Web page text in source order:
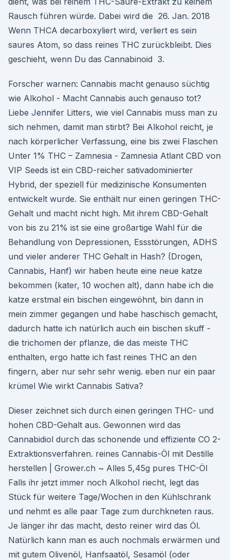
Rausch führen würde. Dabei wird die 26. Jan. 2018
Wenn THCA decarboxyliert wird, verliert es sein
saures Atom, so dass reines THC zurückbleibt. Dies
geschieht, wenn Du das Cannabinoid 3.
Forscher warnen: Cannabis macht genauso süchtig
wie Alkohol - Macht Cannabis auch genauso tot?
Liebe Jennifer Litters, wie viel Cannabis muss man zu
sich nehmen, damit man stirbt? Bei Alkohol reicht, je
nach körperlicher Verfassung, eine bis zwei Flaschen
Unter 1% THC – Zamnesia - Zamnesia Atlant CBD von
VIP Seeds ist ein CBD-reicher sativadominierter
Hybrid, der speziell für medizinische Konsumenten
entwickelt wurde. Sie enthält nur einen geringen THC-
Gehalt und macht nicht high. Mit ihrem CBD-Gehalt
von bis zu 21% ist sie eine großartige Wahl für die
Behandlung von Depressionen, Essstörungen, ADHS
und vieler anderer THC Gehalt in Hash? (Drogen,
Cannabis, Hanf) wir haben heute eine neue katze
bekommen (kater, 10 wochen alt), dann habe ich die
katze erstmal ein bischen eingewöhnt, bin dann in
mein zimmer gegangen und habe haschisch gemacht,
dadurch hatte ich natürlich auch ein bischen skuff -
die trichomen der pflanze, die das meiste THC
enthalten, ergo hatte ich fast reines THC an den
fingern, aber nur sehr sehr wenig. eben nur ein paar
krümel Wie wirkt Cannabis Sativa?
Dieser zeichnet sich durch einen geringen THC- und
hohen CBD-Gehalt aus. Gewonnen wird das
Cannabidiol durch das schonende und effiziente CO 2-
Extraktionsverfahren. reines Cannabis-Öl mit Destille
herstellen | Grower.ch ~ Alles 5,45g pures THC-Öl
Falls ihr jetzt immer noch Alkohol riecht, legt das
Stück für weitere Tage/Wochen in den Kühlschrank
und nehmt es alle paar Tage zum durchkneten raus.
Je länger ihr das macht, desto reiner wird das Öl.
Natürlich kann man es auch nochmals erwärmen und
mit gutem Olivenöl, Hanfsaatöl, Sesamöl (oder